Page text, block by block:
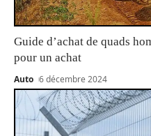
Guide d’achat de quads
pour un achat
Auto 6 décembre 2024